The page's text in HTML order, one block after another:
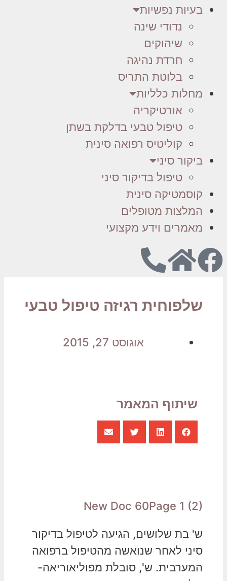
בעיות נפשיות
נדודי שינה
שיהוקים
חרדת נהיגה
בלוטת התריס
מחלות כלליות
אורטיקריה
טיפול טבעי בדלקת בשתן
קוליטיס רפואה סינית
ביקור סיני
טיפול בדיקור סיני
קוסמטיקה סינית
המלצות מטופלים
מאמרים וידע מקצועי
שלפוחית רגיזה טיפול טבעי
אוגוסט 27, 2015
שיתוף המאמר
New Doc 60Page 1 (2)
ש' בת שלושים, הגיעה לטיפול בדיקור
סיני לאחר שנואשה מהטיפול ברפואה
המערבית. ש', סובלת מפוליאוריאה-